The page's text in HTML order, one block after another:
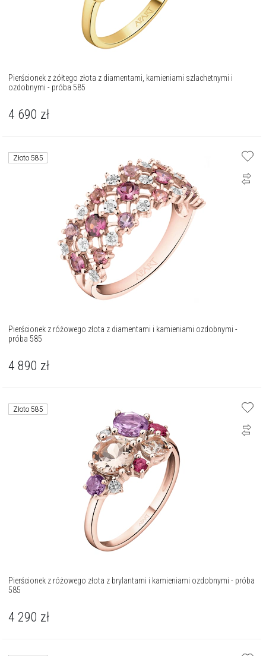
Pierścionek z żółtego złota z diamentami, kamieniami szlachetnymi i
ozdobnymi - próba 585
4 690 zł
Złoto 585
Pierścionek z różowego złota z diamentami i kamieniami ozdobnymi -
próba 585
4 890 zł
Złoto 585
Pierścionek z różowego złota z brylantami i kamieniami ozdobnymi - próba
585
4 290 zł